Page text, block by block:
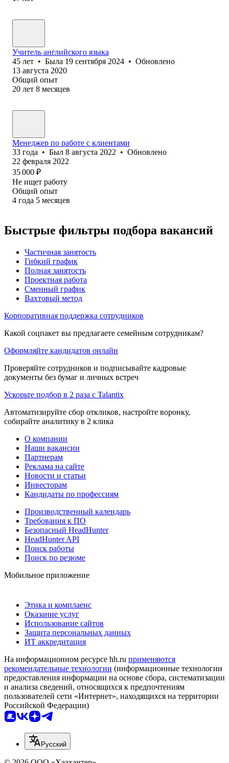
Учитель английского языка
45 лет • Была 19 сентября 2024 • Обновлено
13 августа 2020
Общий опыт
20 лет 8 месяцев
Менеджер по работе с клиентами
33 года • Был 8 августа 2022 • Обновлено
22 февраля 2022
35 000 ₽
Не ищет работу
Общий опыт
4 года 5 месяцев
Быстрые фильтры подбора вакансий
Частичная занятость
Гибкий график
Полная занятость
Проектная работа
Сменный график
Вахтовый метод
Корпоративная поддержка сотрудников
Какой соцпакет вы предлагаете семейным сотрудникам?
Оформляйте кандидатов онлайн
Проверяйте сотрудников и подписывайте кадровые
документы без бумаг и личных встреч
Ускорьте подбор в 2 раза с Talantix
Автоматизируйте сбор откликов, настройте воронку,
собирайте аналитику в 2 клика
О компании
Наши вакансии
Партнерам
Реклама на сайте
Новости и статьи
Инвесторам
Кандидаты по профессиям
Производственный календарь
Требования к ПО
Безопасный HeadHunter
HeadHunter API
Поиск работы
Поиск по резюме
Мобильное приложение
Этика и комплаенс
Оказание услуг
Использование сайтов
Защита персональных данных
ИТ аккредитация
На информационном ресурсе hh.ru применяются
рекомендательные технологии (информационные технологии
предоставления информации на основе сбора, систематизации
и анализа сведений, относящихся к предпочтениям
пользователей сети «Интернет», находящихся на территории
Российской Федерации)
Русский